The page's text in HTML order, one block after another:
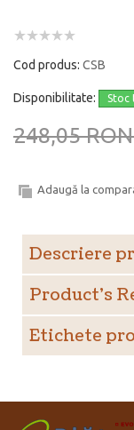
Cod produs: CSB
Disponibilitate: Stoc
248,05
Adaugă la
Descriere
Product's
Etichete